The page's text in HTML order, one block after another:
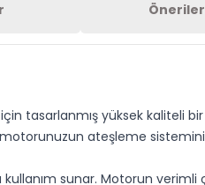
tasarlanmış yüksek kaliteli
motorunuzun ateşleme
sunar. Motorun verimli